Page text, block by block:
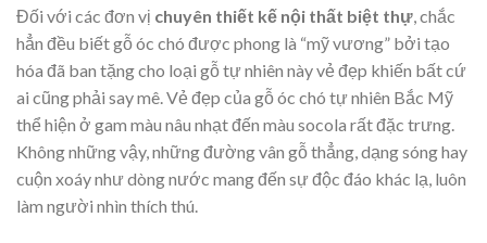
Đối với các đơn vị chuyên thiết kế nội thất biệt thự, chắc
hẳn đều biết gỗ óc chó được phong là “mỹ vương” bởi tạo
hóa đã ban tặng cho loại gỗ tự nhiên này vẻ đẹp khiến bất cứ
ai cũng phải say mê. Vẻ đẹp của gỗ óc chó tự nhiên Bắc Mỹ
thể hiện ở gam màu nâu nhạt đến màu socola rất đặc trưng.
Không những vậy, những đường vân gỗ thẳng, dạng sóng hay
cuộn xoáy như dòng nước mang đến sự độc đáo khác lạ, luôn
làm người nhìn thích thú.